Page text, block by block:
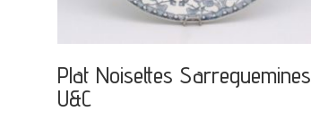
Plat Noisettes Sarreguemines
U&C